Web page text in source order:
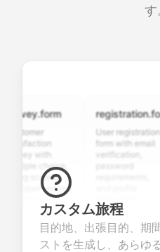
す
with
choice,
open-ended
valuable
about
products or
registration.form
User registration
form with email
verification,
information
fields for
seamless
account
creation.
カスタム旅程
目的地、出張目的、期
ストを生成し、あらゆ